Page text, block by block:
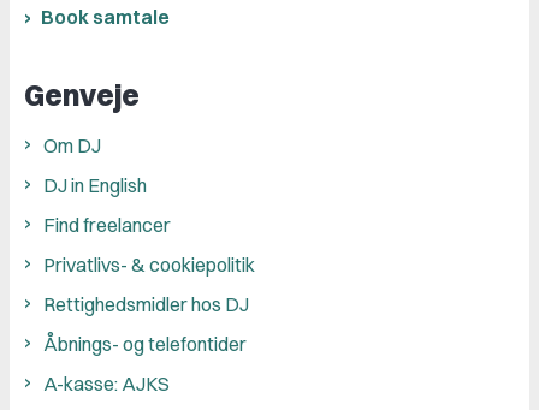
Book samtale
Genveje
Om DJ
DJ in English
Find freelancer
Privatlivs- & cookiepolitik
Rettighedsmidler hos DJ
Åbnings- og telefontider
A-kasse: AJKS